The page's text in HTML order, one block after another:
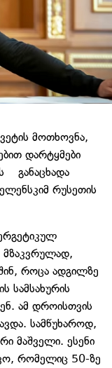
მოთხოვნა,
დარტყმები
განაცხადა
რუსეთის
მზაკვრულად,
როცა ადგილზე
სამსახურის
ამ დროისთვის
სამწუხაროდ,
მაშველი. ესენი
რომელიც 50-ზე